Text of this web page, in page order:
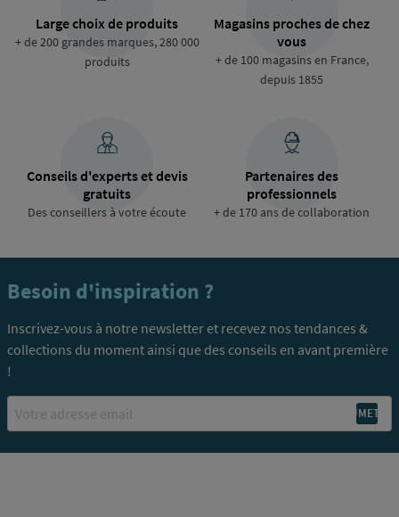
Large choix de produits
+ de 200 grandes marques, 280 000
produits
Magasins proches de chez
vous
+ de 100 magasins en France,
depuis 1855
Conseils d'experts et devis
gratuits
Des conseillers à votre écoute
Partenaires des
professionnels
+ de 170 ans de collaboration
Besoin d'inspiration ?
Inscrivez-vous à notre newsletter et recevez nos tendances &
collections du moment ainsi que des conseils en avant première
!
Email